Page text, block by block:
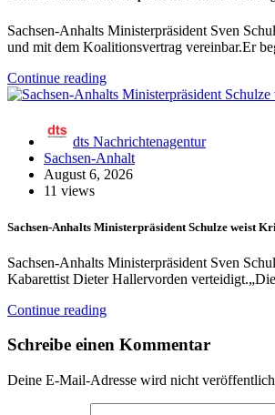
Sachsen-Anhalts Ministerpräsident Sven
und mit dem Koalitionsvertrag vereinbar.Er
Continue reading
dts Nachrichtenagentur
Sachsen-Anhalt
August 6, 2026
11 views
Sachsen-Anhalts Ministerpräsident Schulze weist
Sachsen-Anhalts Ministerpräsident Sven
Kabarettist Dieter Hallervorden
Continue reading
Schreibe einen Kommentar
Deine E-Mail-Adresse wird nicht